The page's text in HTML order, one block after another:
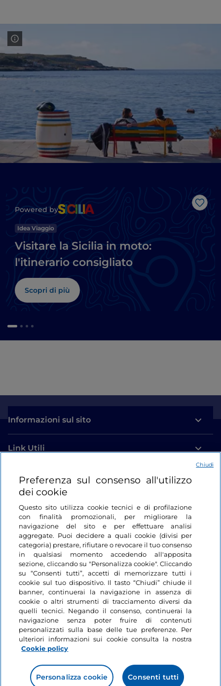
Like
Powered by
Idea Viaggio
Visitare la Sicilia in moto:
l'itinerario consigliato
Scopri di più
Informazioni sul sito
Link Utili
Login
Restiamo in contatto
Preferenza sul consenso all'utilizzo
dei cookie
Questo sito utilizza cookie tecnici e di profilazione
con finalità promozionali, per migliorare la
navigazione del sito e per effettuare analisi
aggregate. Puoi decidere a quali cookie (divisi per
categoria) prestare, rifiutare o revocare il tuo consenso
in qualsiasi momento accedendo all'apposita
sezione, cliccando su "Personalizza cookie". Cliccando
su “Consenti tutti”, accetti di memorizzare tutti i
cookie sul tuo dispositivo. Il tasto “Chiudi” chiude il
banner, continuerai la navigazione in assenza di
cookie o altri strumenti di tracciamento diversi da
quelli tecnici. Negando il consenso, continuerai la
navigazione senza poter fruire di contenuti
personalizzati sulla base delle tue preferenze. Per
ulteriori informazioni sui cookie consulta la nostra
Cookie policy
Personalizza cookie Consenti tutti
Chiudi